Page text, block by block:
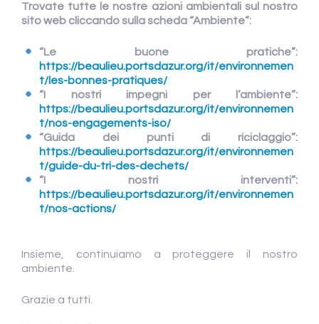
Trovate tutte le nostre azioni ambientali sul nostro
sito web cliccando sulla scheda “Ambiente”:
“Le buone pratiche”:
https://beaulieu.portsdazur.org/it/environnemen
t/les-bonnes-pratiques/
“I nostri impegni per l’ambiente”:
https://beaulieu.portsdazur.org/it/environnemen
t/nos-engagements-iso/
“Guida dei punti di riciclaggio”:
https://beaulieu.portsdazur.org/it/environnemen
t/guide-du-tri-des-dechets/
“I nostri interventi”:
https://beaulieu.portsdazur.org/it/environnemen
t/nos-actions/
Insieme, continuiamo a proteggere il nostro
ambiente.
Grazie a tutti.